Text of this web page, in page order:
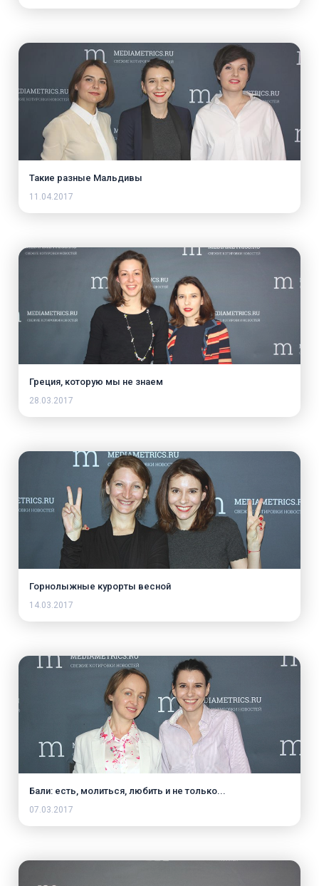
Такие разные Мальдивы
11.04.2017
Греция, которую мы не знаем
28.03.2017
Горнолыжные курорты весной
14.03.2017
Бали: есть, молиться, любить и не только...
07.03.2017